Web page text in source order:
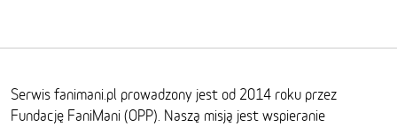
Serwis fanimani.pl prowadzony jest od 2014 roku przez
Fundację FaniMani (OPP). Naszą misją jest wspieranie